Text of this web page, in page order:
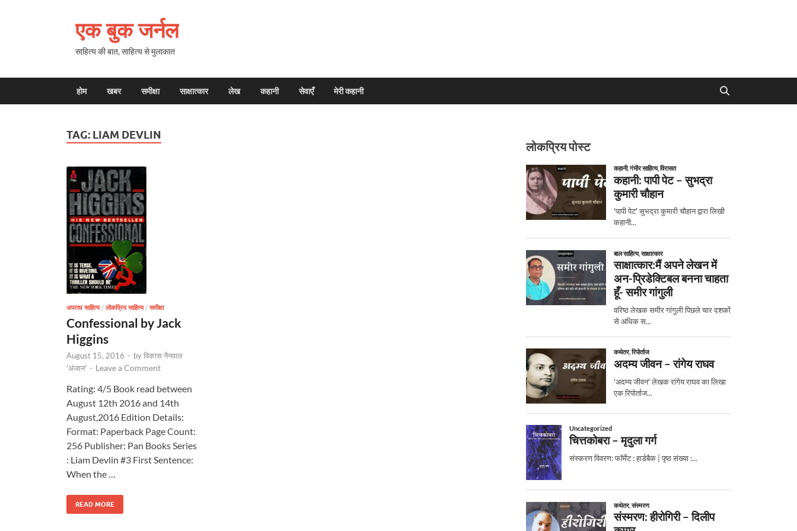
एक बुक जर्नल
साहित्य की बात, साहित्य से मुलाकात
होम खबर समीक्षा साक्षात्कार लेख कहानी सेवाएँ मेरी कहानी
TAG: LIAM DEVLIN
अपराध साहित्य/ लोकप्रिय साहित्य/ समीक्षा
Confessional by Jack
Higgins
August 15, 2016 - byविकास नैनवाल
'अंजान' - Leave a Comment
Rating: 4/5 Book read between
August 12th 2016 and 14th
August,2016 Edition Details:
Format: Paperback Page Count:
256 Publisher: Pan Books Series
: Liam Devlin #3 First Sentence:
When the …
READ MORE
लोकप्रिय पोस्ट